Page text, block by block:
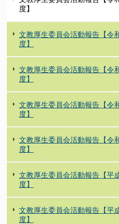
度】
文教厚生委員会活動報告【令
度】
文教厚生委員会活動報告【令
度】
文教厚生委員会活動報告【令
度】
文教厚生委員会活動報告【令
度】
文教厚生委員会活動報告【平
度】
文教厚生委員会活動報告【平
度】